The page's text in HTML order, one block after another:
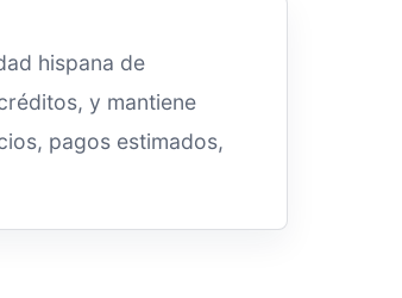
hispana de
y mantiene
pagos estimados,